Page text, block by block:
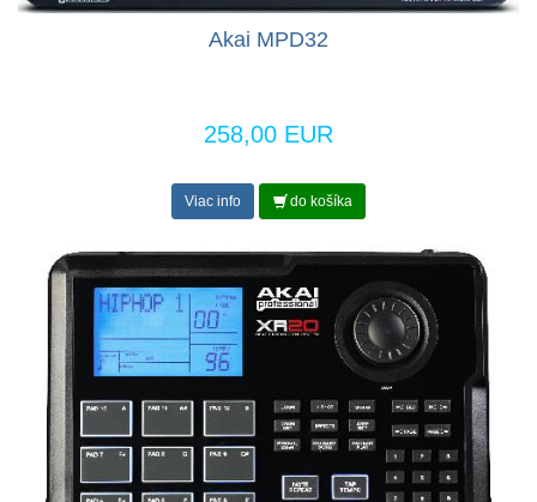
Akai MPD32
258,00 EUR
Viac info do košíka